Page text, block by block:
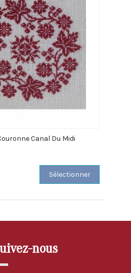
Canal Du Midi
Sélectionner
nous